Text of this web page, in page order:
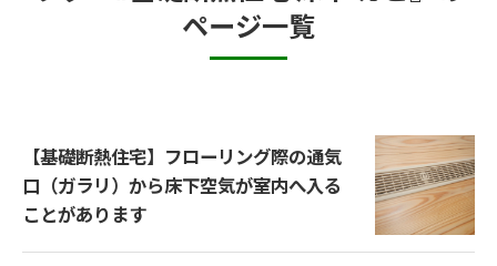
ページ一覧
【基礎断熱住宅】フローリング際の通気
口（ガラリ）から床下空気が室内へ入る
ことがあります